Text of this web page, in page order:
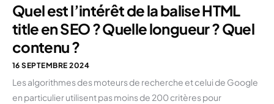
Quel est l’intérêt de la balise HTML
title en SEO ? Quelle longueur ? Quel
contenu ?
16 SEPTEMBRE 2024
Les algorithmes des moteurs de recherche et celui de Google
en particulier utilisent pas moins de 200 critères pour